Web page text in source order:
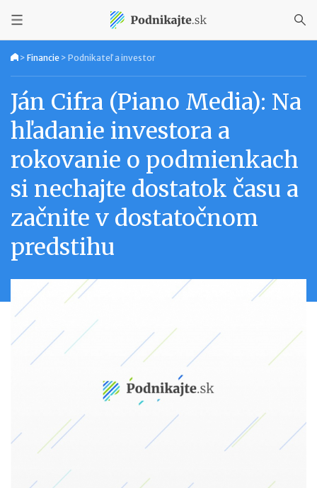
> Financie > Podnikateľ a investor
Ján Cifra (Piano Media): Na
hľadanie investora a
rokovanie o podmienkach
si nechajte dostatok času a
začnite v dostatočnom
predstihu